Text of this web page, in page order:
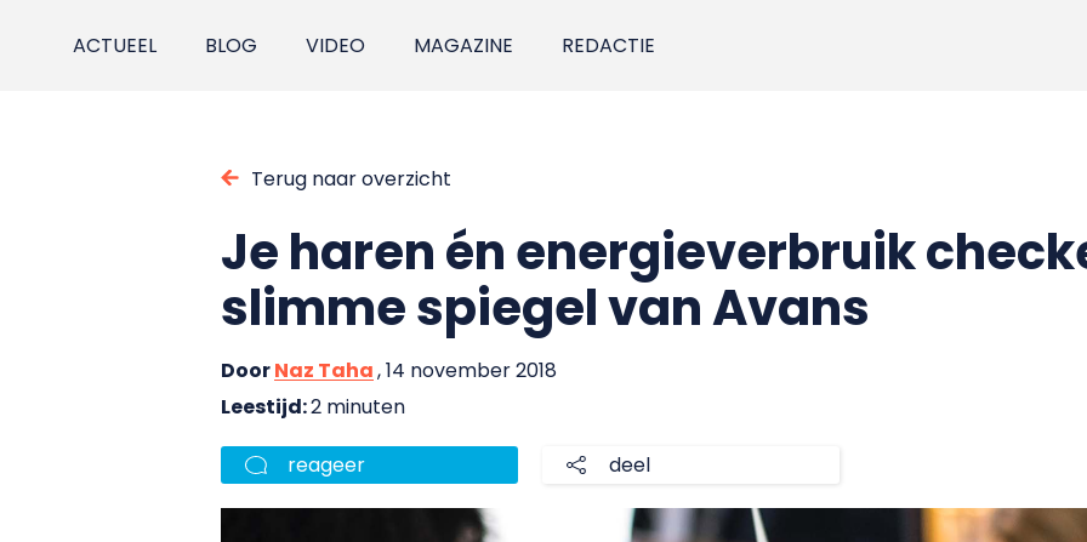
ACTUEEL BLOG VIDEO MAGAZINE REDACTIE
Terug naar overzicht
Je haren én energieverbruik
slimme spiegel van Avans
DoorNaz Taha, 14 november 2018
Leestijd:2 minuten
reageer deel